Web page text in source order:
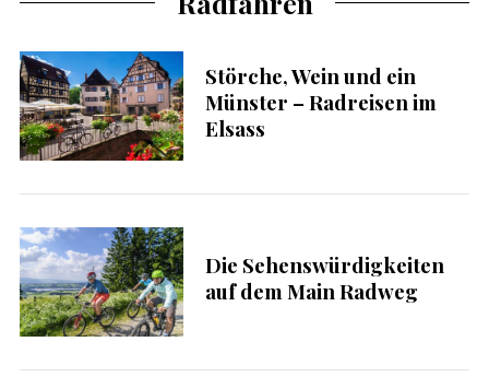
Störche, Wein und ein
Münster – Radreisen im
Elsass
Die Sehenswürdigkeiten
auf dem Main Radweg